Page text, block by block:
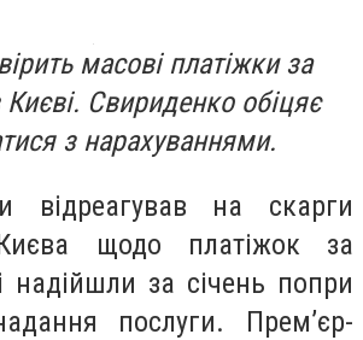
масові платіжки за
Свириденко обіцяє
з нарахуваннями.
відреагував на скарги
щодо платіжок за
надійшли за січень попри
послуги. Прем’єр-